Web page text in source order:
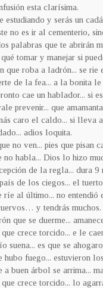
esta clarísima.
estudiando y serás un
no es ir al cementerio,
palabras que te abrirán
tomar y manejar si
que roba a ladrón... se
de la fea... a la bonita
cae un hablador... si
prevenir... que
caro el caldo... si lleva
adios loquita.
no ven... pies que pisan
no habla... Dios lo hizo
de la regla... dura 9
de los ciegos... el
ríe al último... no entendió
y tendrás muchos.
que se duerme...
crece torcido... e le
suena... es que se
hubo fuego... estuvieron
a buen árbol se arrima...
crece torcido... lo